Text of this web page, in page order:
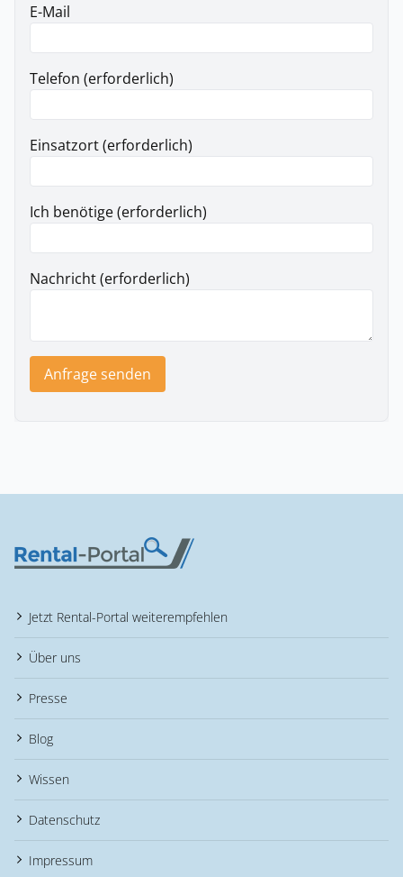
E-Mail
Telefon (erforderlich)
Einsatzort (erforderlich)
Ich benötige (erforderlich)
Nachricht (erforderlich)
Anfrage senden
Jetzt Rental-Portal weiterempfehlen
Über uns
Presse
Blog
Wissen
Datenschutz
Impressum